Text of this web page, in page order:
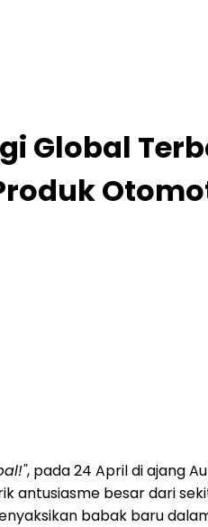
Global
, pada 24 April di ajang
antusiasme besar dari
babak baru